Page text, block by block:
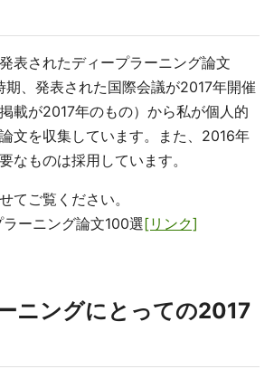
表されたディープラーニング論文
期、発表された国際会議が2017年開催
載が2017年のもの）から私が個人的
文を収集しています。また、2016年
なものは採用しています。
てご覧ください。
ーニング論文100選[リンク]
ニングにとっての2017